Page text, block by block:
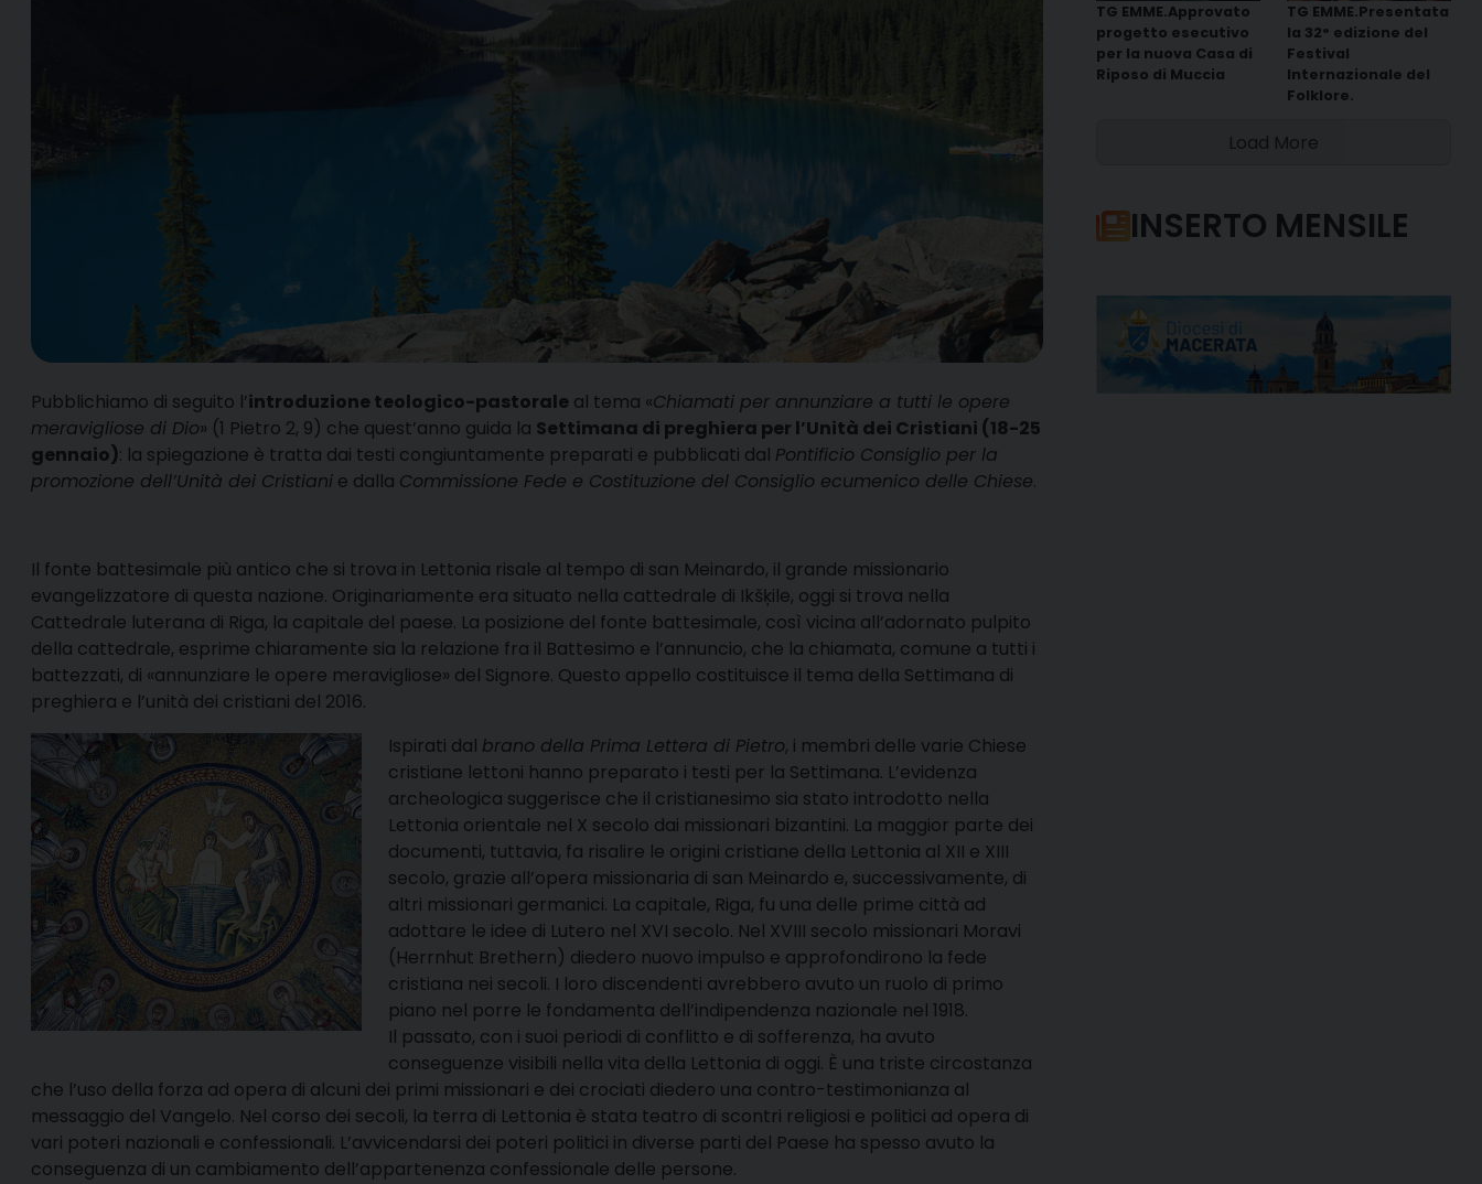
Pubblichiamo di seguito l’introduzione teologico-pastorale al tema «Chiamati per annunziare a tutti le opere
meravigliose di Dio» (1 Pietro 2, 9) che quest’anno guida la Settimana di preghiera per l’Unità dei Cristiani (18-25
gennaio): la spiegazione è tratta dai testi congiuntamente preparati e pubblicati dal Pontificio Consiglio per la
promozione dell’Unità dei Cristiani e dalla Commissione Fede e Costituzione del Consiglio ecumenico delle Chiese.
Il fonte battesimale più antico che si trova in Lettonia risale al tempo di san Meinardo, il grande missionario
evangelizzatore di questa nazione. Originariamente era situato nella cattedrale di Ikšķile, oggi si trova nella
Cattedrale luterana di Riga, la capitale del paese. La posizione del fonte battesimale, così vicina all’adornato pulpito
della cattedrale, esprime chiaramente sia la relazione fra il Battesimo e l’annuncio, che la chiamata, comune a tutti i
battezzati, di «annunziare le opere meravigliose» del Signore. Questo appello costituisce il tema della Settimana di
preghiera e l’unità dei cristiani del 2016.
Ispirati dal brano della Prima Lettera di Pietro, i membri delle varie Chiese
cristiane lettoni hanno preparato i testi per la Settimana. L’evidenza
archeologica suggerisce che il cristianesimo sia stato introdotto nella
Lettonia orientale nel X secolo dai missionari bizantini. La maggior parte dei
documenti, tuttavia, fa risalire le origini cristiane della Lettonia al XII e XIII
secolo, grazie all’opera missionaria di san Meinardo e, successivamente, di
altri missionari germanici. La capitale, Riga, fu una delle prime città ad
adottare le idee di Lutero nel XVI secolo. Nel XVIII secolo missionari Moravi
(Herrnhut Brethern) diedero nuovo impulso e approfondirono la fede
cristiana nei secoli. I loro discendenti avrebbero avuto un ruolo di primo
piano nel porre le fondamenta dell’indipendenza nazionale nel 1918.
Il passato, con i suoi periodi di conflitto e di sofferenza, ha avuto
conseguenze visibili nella vita della Lettonia di oggi. È una triste circostanza
che l’uso della forza ad opera di alcuni dei primi missionari e dei crociati diedero una contro-testimonianza al
messaggio del Vangelo. Nel corso dei secoli, la terra di Lettonia è stata teatro di scontri religiosi e politici ad opera di
vari poteri nazionali e confessionali. L’avvicendarsi dei poteri politici in diverse parti del Paese ha spesso avuto la
conseguenza di un cambiamento dell’appartenenza confessionale delle persone.
TG EMME.Approvato
progetto esecutivo
per la nuova Casa di
Riposo di Muccia
TG EMME.Presentata
la 32° edizione del
Festival
Internazionale del
Folklore.
Load More
INSERTO MENSILE